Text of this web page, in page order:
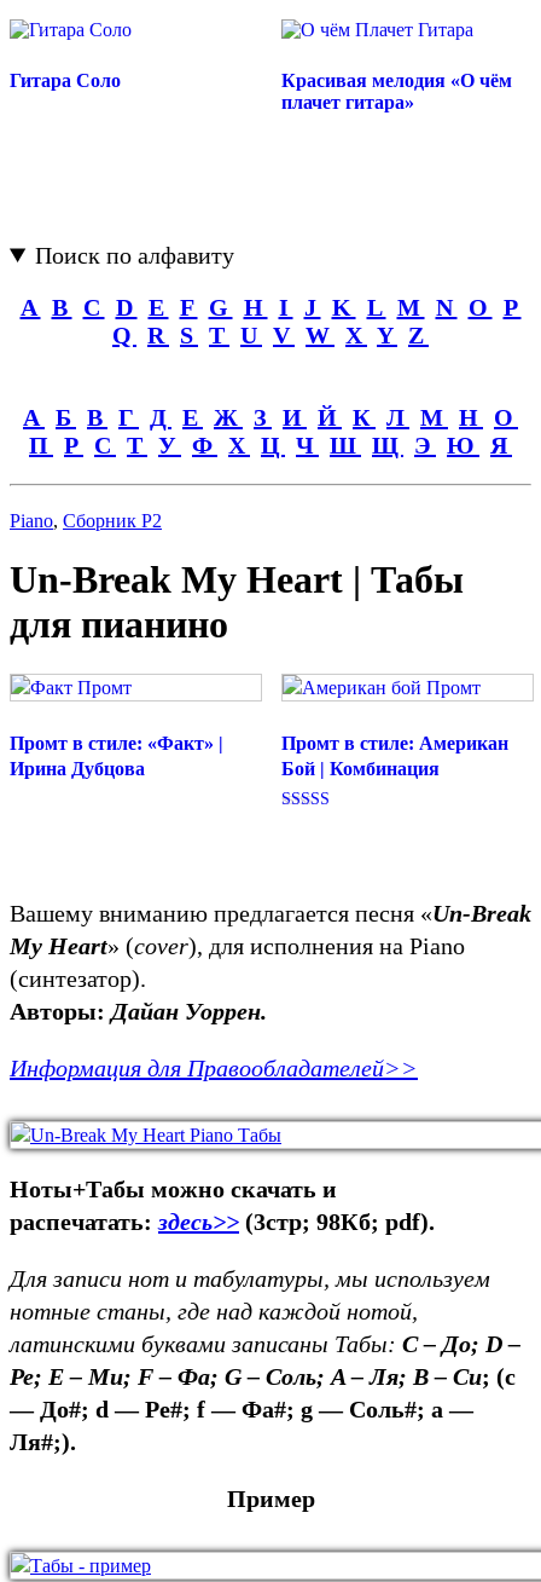
Гитара Соло
Красивая мелодия «О чём
плачет гитара»
Поиск по алфавиту
A B C D E F G H I J K L M N O
P
Q
R S T U V W X Y Z
А Б В Г Д Е Ж З И Й К Л М Н
О
П Р С Т У Ф Х Ц Ч Ш Щ Э Ю Я
Piano, Сборник P2
Un-Break My Heart | Табы
для пианино
Промт в стиле: «Факт» |
Ирина Дубцова
Промт в стиле: Американ
Бой | Комбинация
Вашему вниманию предлагается песня «Un-Break
My Heart» (cover), для исполнения на Piano
(синтезатор).
Авторы: Дайан Уоррен.
Информация для Правообладателей>>
Ноты+Табы можно скачать и
распечатать:здесь>> (3стр; 98Кб; pdf).
Для записи нот и табулатуры, мы используем
нотные станы, где над каждой нотой,
латинскими буквами записаны Табы: C – До; D –
Ре; E – Ми; F – Фа; G – Соль; A – Ля; B – Си; (c
— До#; d — Ре#; f — Фа#; g — Соль#; a —
Ля#;).
Пример